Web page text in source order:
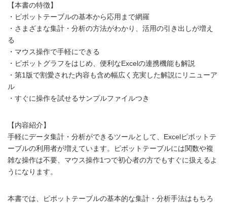
【本書の特徴】
・ピボットテーブルの基本から応用まで網羅
・さまざまな集計・分析の方法がわかり、活用の引き出しが増え
る
・マウス操作で手軽にできる
・ピボットグラフをはじめ、便利なExcelの連携機能も解説
・第1版で割愛された内容も含め幅広く充実した解説にリニューア
ル
・すぐに操作を試せるサンプルファイルつき
【内容紹介】
手軽にデータ集計・分析ができるツールとして、Excelピボットテ
ーブルの利用者が増えています。ピボットテーブルには関数や複
雑な操作は不要、マウス操作1つで初心者の方でもすぐに扱えるよ
うになります。
本書では、ピボットテーブルの基本的な集計・分析手法はもちろ